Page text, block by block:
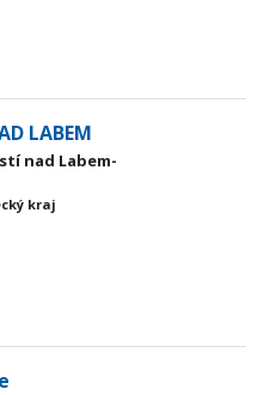
LABEM
nad Labem-
kraj